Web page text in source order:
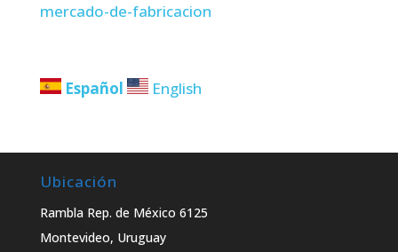
mercado-de-fabricacion
Español English
Ubicación
Rambla Rep. de México 6125
Montevideo, Uruguay